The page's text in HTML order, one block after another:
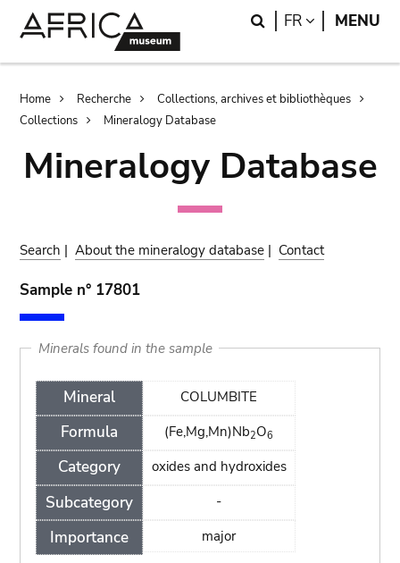
Search
FR LANGUAGE
MENU
Breadcrumb
Home Recherche
Collections, archives et bibliothèques
Collections
Mineralogy Database
Mineralogy Database
Search |About the mineralogy database | Contact
Sample n° 17801
Minerals found in the sample
Mineral
Formula
Category
Subcategory
Importance
COLUMBITE
(Fe,Mg,Mn)Nb2O6
oxides and hydroxides
-
major